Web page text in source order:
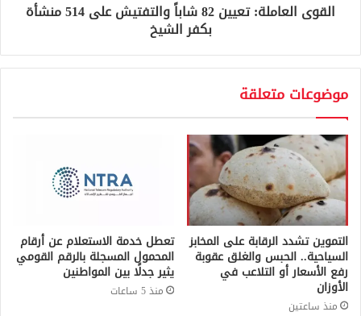
القوى العاملة: تعيين 82 شاباً والتفتيش على 514 منشأة
بكفر الشيخ
موضوعات متعلقة
التموين تشدد الرقابة على المخابز
السياحية.. الحبس والغلق عقوبة
رفع الأسعار أو التلاعب في
الأوزان
منذ ساعتين
تعطل خدمة الاستعلام عن أرقام
المحمول المسجلة بالرقم القومي
يثير جدلًا بين المواطنين
منذ 5 ساعات